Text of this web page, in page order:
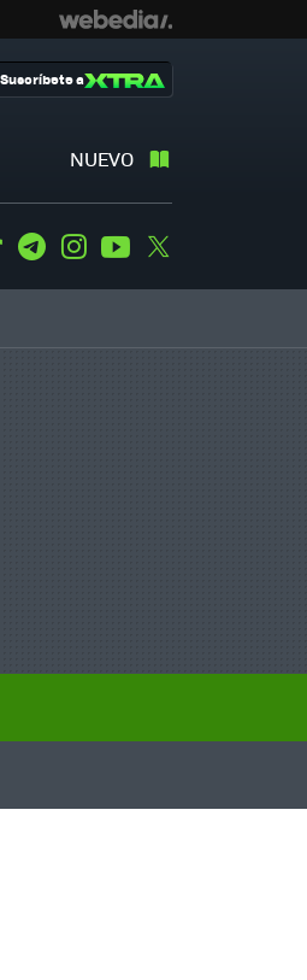
NUEVO
Suscríbete a
Tiktok TelegramInstagramYoutube